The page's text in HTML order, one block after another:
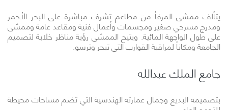
يتألف ممشى المرفأ من مطاعم تشرف مباشرة على البحر الأحمر
ومدرج مسرحي صغير ومجسمات وأعمال فنية ومقاعد عامة وممشى
على طول الواجهة المائية. ويتيح الممشى رؤية مناظر خلابة لتصميم
الجامعة ومكاناً لمراقبة القوارب التي تبحر وترسو.
جامع الملك عبدالله
بتصميمه البديع وجمال عمارته الهندسية التي تضم مساحات محيطة